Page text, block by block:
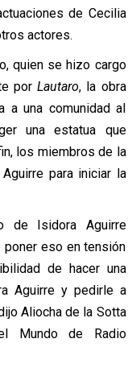
de Cecilia
actores.
quien se hizo cargo
porLautaro, la obra
a una comunidad al
una estatua que
los miembros de la
para iniciar la
de Isidora Aguirre
poner eso en tensión
de hacer una
Aguirre y pedirle a
Aliocha de la Sotta
Mundo de Radio